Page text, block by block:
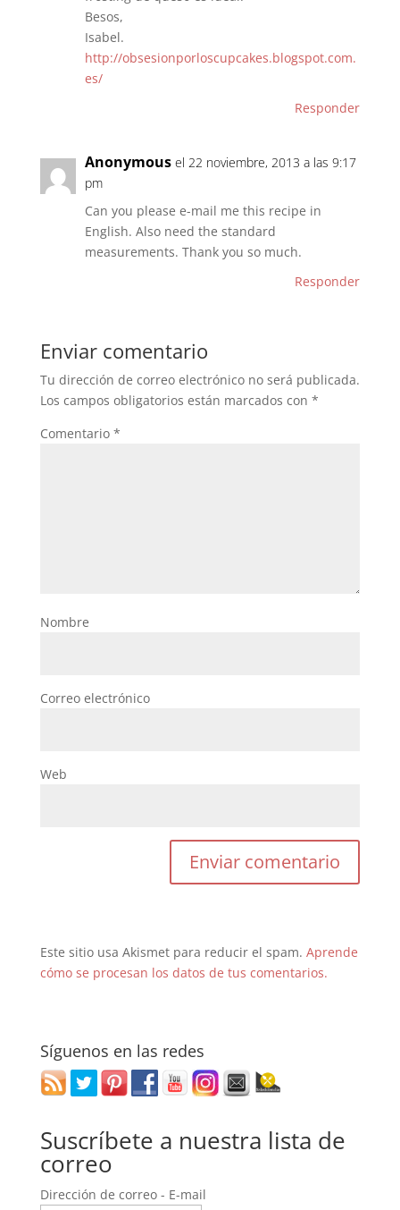
Besos,
Isabel.
http://obsesionporloscupcakes.blogspot.com.
es/
Responder
Anonymous el 22 noviembre, 2013 a las 9:17
pm
Can you please e-mail me this recipe in
English. Also need the standard
measurements. Thank you so much.
Responder
Enviar comentario
Tu dirección de correo electrónico no será publicada.
Los campos obligatorios están marcados con *
Comentario *
Nombre
Correo electrónico
Web
Este sitio usa Akismet para reducir el spam. Aprende
cómo se procesan los datos de tus comentarios.
Síguenos en las redes
Suscríbete a nuestra lista de
correo
Dirección de correo - E-mail